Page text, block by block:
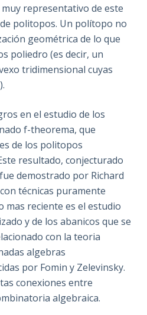
representativo de este
politopos. Un polítopo no
geométrica de lo que
poliedro (es decir, un
tridimensional cuyas
en el estudio de los
f-theorema, que
de los politopos
resultado, conjecturado
demostrado por Richard
técnicas puramente
mas reciente es el estudio
y de los abanicos que se
con la teoria
algebras
por Fomin y Zelevinsky.
conexiones entre
algebraica.